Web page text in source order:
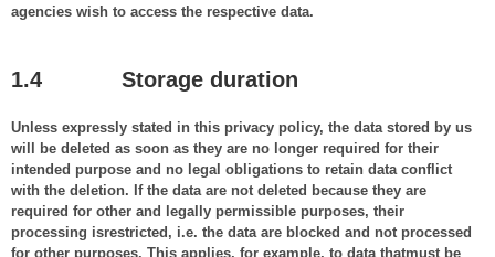
agencies wish to access the respective data.
1.4 Storage duration
Unless expressly stated in this privacy policy, the data stored by us
will be deleted as soon as they are no longer required for their
intended purpose and no legal obligations to retain data conflict
with the deletion. If the data are not deleted because they are
required for other and legally permissible purposes, their
processing isrestricted, i.e. the data are blocked and not processed
for other purposes. This applies, for example, to data thatmust be